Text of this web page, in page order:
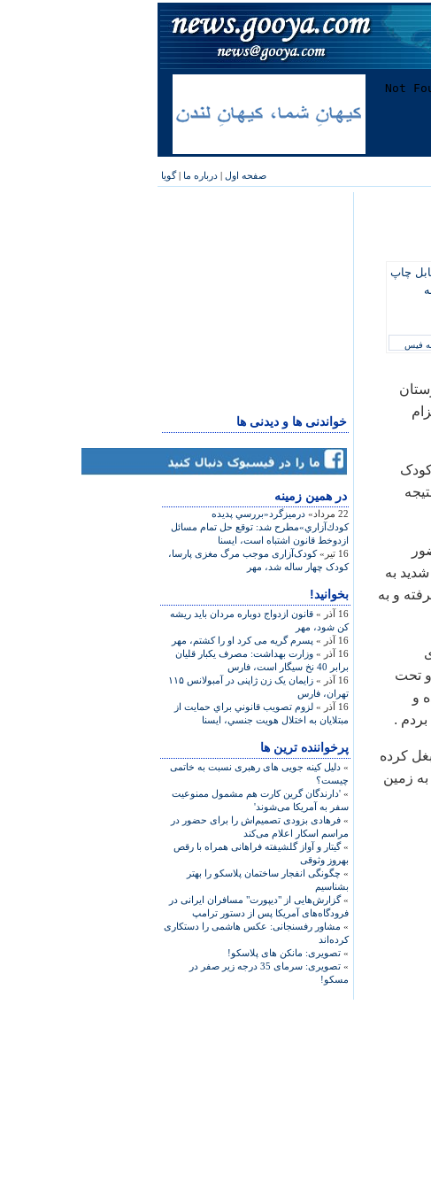
صفحه اول | درباره ما |گویا
خواندنی ها و دیدنی ها
در همين زمينه
22 مرداد»
درميزگرد«بررسي پديده
كودك‌آزاري»مطرح شد: توقع حل تمام مسائل
ازدوخط قانون اشتباه است، ایسنا
16 تیر»
کودک‌آزاری موجب مرگ مغزی پارسا،
کودک چهار ساله شد، مهر
بخوانید!
16 آذر »
قانون ازدواج دوباره مردان باید ریشه
کن شود، مهر
16 آذر »
پسرم گریه می کرد او را کشتم، مهر
16 آذر »
وزارت بهداشت: مصرف یکبار قلیان
برابر 40 نخ سیگار است، فارس
16 آذر »
زایمان یک زن ژاپنی در آمبولانس ۱۱۵
تهران، فارس
16 آذر »
لزوم تصويب قانوني براي حمايت از
مبتلايان به اختلال هويت جنسي، ایسنا
پرخواننده ترین ها
» دلیل کینه جویی های رهبری نسبت به خاتمی
چیست؟
» 'دارندگان گرین کارت هم مشمول ممنوعیت
سفر به آمریکا می‌شوند'
» فرهادی بزودی تصمیم‌اش را برای حضور در
مراسم اسکار اعلام می‌کند
»گیتار و آواز گلشیفته فراهانی همراه با رقص
بهروز وثوقی
» چگونگی انفجار ساختمان پلاسکو را بهتر
بشناسیم
»گزارش‌هایی از "دیپورت" مسافران ایرانی در
فرودگاه‌های آمریکا پس از دستور ترامپ
» مشاور رفسنجانی: عکس هاشمی را دستکاری
کرده‌اند
» تصویری: مانکن های پلاسکو!
»
تصویری: سرمای 35 درجه زیر صفر در
مسکو!
چاپ
فیس
به
و به
و تحت
و
.
کرده
به زمین